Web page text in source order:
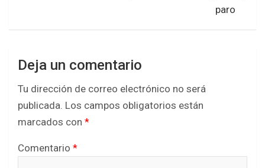
paro
Deja un comentario
Tu dirección de correo electrónico no será
publicada. Los campos obligatorios están
marcados con *
Comentario *